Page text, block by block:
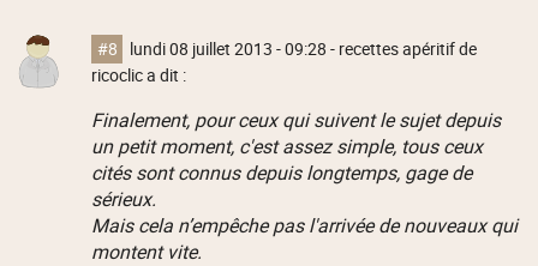
#8 lundi 08 juillet 2013 - 09:28 - recettes apéritif de
ricoclic a dit :
Finalement, pour ceux qui suivent le sujet depuis
un petit moment, c'est assez simple, tous ceux
cités sont connus depuis longtemps, gage de
sérieux.
Mais cela n’empêche pas l'arrivée de nouveaux qui
montent vite.